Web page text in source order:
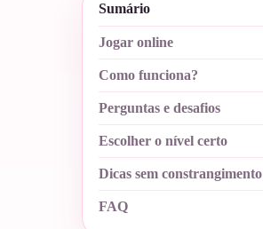
Sumário
Jogar online
Como funciona?
Perguntas e desafios
Escolher o nível certo
Dicas sem constrangimento
FAQ